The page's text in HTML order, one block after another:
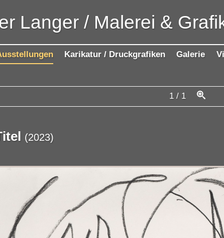
Langer / Malerei &
Karikatur / Druckgrafiken Galerie
1/ 1
(2023)